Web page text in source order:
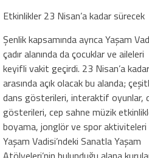
Etkinlikler 23 Nisan’a kadar sürecek
Şenlik kapsamında ayrıca Yaşam
çadır alanında da çocuklar ve aileleri
keyifli vakit geçirdi. 23 Nisan’a
arasında açık olacak bu alanda;
dans gösterileri, interaktif oyunlar,
gösterileri, cep sahne müzik
boyama, jonglör ve spor aktiviteleri
Yaşam Vadisi’ndeki Sanatla Yaşam